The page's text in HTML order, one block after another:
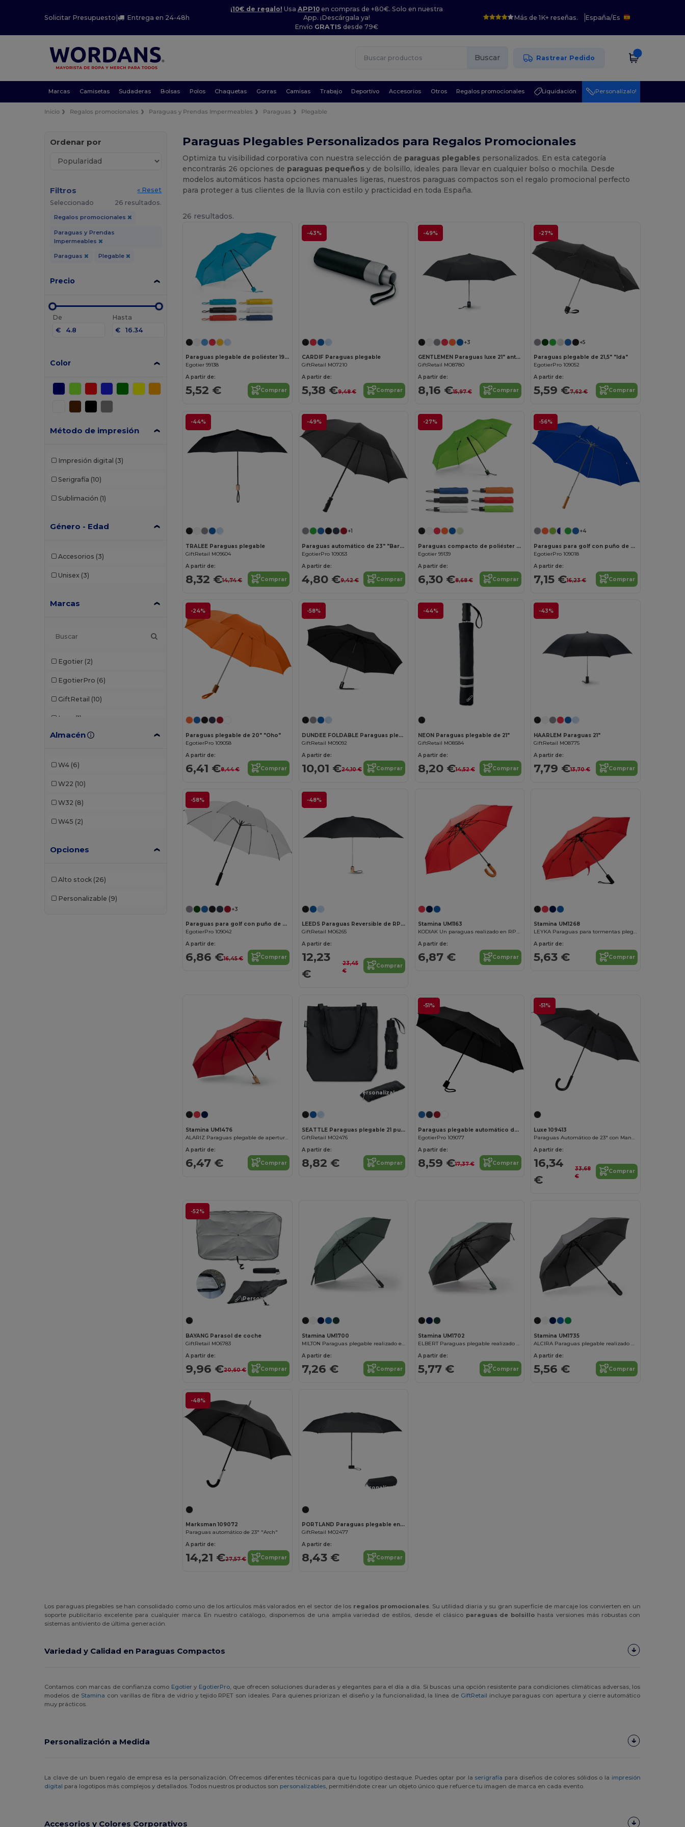
Solicitar Presupuesto | Entrega en 24-48h
¡10€ de regalo! Usa APP10en compras de +80€. Solo en nuestra
App. ¡Descárgala ya!
Envío GRATIS desde 79€
Más de 1K+ reseñas. España/Es
Buscar Rastrear Pedido
Marcas Camisetas Sudaderas Bolsas Polos Chaquetas Gorras Camisas Trabajo Deportivo Accesorios Otros Regalos promocionales Liquidación ¡Personalízalo!
Inicio Regalos promocionales Paraguas y Prendas Impermeables Paraguas Plegable
Ordenar por
Filtros
« Reset
Seleccionado
26 resultados.
Regalos promocionales
Paraguas y Prendas
Impermeables
Paraguas Plegable
Precio
De
€
Hasta
€
Color
Método de impresión
Impresión digital (3)
Serigrafía (10)
Sublimación (1)
Género - Edad
Accesorios (3)
Unisex (3)
Marcas
Egotier (2)
EgotierPro (6)
GiftRetail (10)
Luxe (1)
Marksman (1)
Almacén
W4 (6)
W22 (10)
W32 (8)
W45 (2)
Opciones
Alto stock (26)
Personalizable (9)
Paraguas Plegables Personalizados para Regalos Promocionales
Optimiza tu visibilidad corporativa con nuestra selección de paraguas plegables personalizados. En esta categoría
encontrarás 26 opciones de paraguas pequeños y de bolsillo, ideales para llevar en cualquier bolso o mochila. Desde
modelos automáticos hasta opciones manuales ligeras, nuestros paraguas compactos son el regalo promocional perfecto
para proteger a tus clientes de la lluvia con estilo y practicidad en toda España.
26 resultados.
Paraguas plegable de poliéster 190T
Egotier 99138
A partir de:
5,52 € Comprar
-43%
CARDIF Paraguas plegable
GiftRetail MO7210
A partir de:
5,38 €9,48 € Comprar
-49%
+3
GENTLEMEN Paraguas luxe 21" antiviento
GiftRetail MO8780
A partir de:
8,16 €15,97 € Comprar
-27%
+5
Paraguas plegable de 21,5" "Ida"
EgotierPro 109052
A partir de:
5,59 €7,62 € Comprar
-44%
TRALEE Paraguas plegable
GiftRetail MO9604
A partir de:
8,32 €14,74 € Comprar
-49%
+1
Paraguas automático de 23" "Barry"
EgotierPro 109053
A partir de:
4,80 €9,42 € Comprar
-27%
Paraguas compacto de poliéster 190T con apertura automática
Egotier 99139
A partir de:
6,30 €8,68 € Comprar
-56%
+4
Paraguas para golf con puño de madera de 30" "Karl"
EgotierPro 109018
A partir de:
7,15 €16,23 € Comprar
-24%
Paraguas plegable de 20" "Oho"
EgotierPro 109058
A partir de:
6,41 €8,44 € Comprar
-58%
DUNDEE FOLDABLE Paraguas plegable y reversible
GiftRetail MO9092
A partir de:
10,01 €24,10 € Comprar
-44%
¡Personalízalo!
NEON Paraguas plegable de 21"
GiftRetail MO8584
A partir de:
8,20 €14,52 € Comprar
-43%
HAARLEM Paraguas 21"
GiftRetail MO8775
A partir de:
7,79 €13,70 € Comprar
-58%
+3
Paraguas para golf con puño de goma EVA de 30" "Yfke"
EgotierPro 109042
A partir de:
6,86 €16,45 € Comprar
-48%
LEEDS Paraguas Reversible de RPET con Mango de Bambú
GiftRetail MO6265
A partir de:
12,23
€
23,45
€
Comprar
Stamina UM1163
KODIAK Un paraguas realizado en RPET
A partir de:
6,87 € Comprar
Stamina UM1268
LEYKA Paraguas para tormentas plegable de apertura automática con mango de goma
A partir de:
5,63 € Comprar
Stamina UM1476
ALARIZ Paraguas plegable de apertura y cierre automático
A partir de:
6,47 € Comprar
¡Personalízalo!
SEATTLE Paraguas plegable 21 pulgadas
GiftRetail MO2476
A partir de:
8,82 € Comprar
-51%
Paraguas plegable automático de 21" "Wali"
EgotierPro 109077
A partir de:
8,59 €17,37 € Comprar
-51%
Luxe 109413
Paraguas Automático de 23" con Mango Curvo y Estilo Carbono
A partir de:
16,34
€
33,68
€
Comprar
-52%
¡Personalízalo!
BAYANG Parasol de coche
GiftRetail MO6783
A partir de:
9,96 €20,60 € Comprar
Stamina UM1700
MILTON Paraguas plegable realizado en RPET con apertura automática gracias a su botón incorporado en el mango
A partir de:
7,26 € Comprar
Stamina UM1702
ELBERT Paraguas plegable realizado en RPET y tejido pongee 190T con protección ultravioleta UV SPF50
A partir de:
5,77 € Comprar
Stamina UM1735
ALCIRA Paraguas plegable realizado en RPET con apertura y cierre automático con botón incorporado en el mango
A partir de:
5,56 € Comprar
-48%
Marksman 109072
Paraguas automático de 23" "Arch"
A partir de:
14,21 €27,57 € Comprar
¡Personalízalo!
PORTLAND Paraguas plegable en estuche
GiftRetail MO2477
A partir de:
8,43 € Comprar
Los paraguas plegables se han consolidado como uno de los artículos más valorados en el sector de los regalos promocionales. Su utilidad diaria y su gran superficie de marcaje los convierten en un
soporte publicitario excelente para cualquier marca. En nuestro catálogo, disponemos de una amplia variedad de estilos, desde el clásico paraguas de bolsillo hasta versiones más robustas con
sistemas antiviento de última generación.
Variedad y Calidad en Paraguas Compactos
Contamos con marcas de confianza como Egotier y EgotierPro, que ofrecen soluciones duraderas y elegantes para el día a día. Si buscas una opción resistente para condiciones climáticas adversas, los
modelos de Stamina con varillas de fibra de vidrio y tejido RPET son ideales. Para quienes priorizan el diseño y la funcionalidad, la línea de GiftRetail incluye paraguas con apertura y cierre automático
muy prácticos.
Personalización a Medida
La clave de un buen regalo de empresa es la personalización. Ofrecemos diferentes técnicas para que tu logotipo destaque. Puedes optar por la serigrafía para diseños de colores sólidos o la impresión
digital para logotipos más complejos y detallados. Todos nuestros productos son personalizables, permitiéndote crear un objeto único que refuerce tu imagen de marca en cada evento.
Accesorios y Colores Corporativos